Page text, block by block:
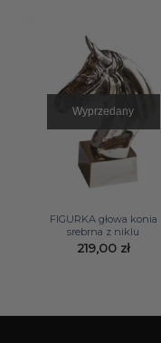
Wyprzedany
FIGURKA głowa konia
srebrna z niklu
219,00 zł